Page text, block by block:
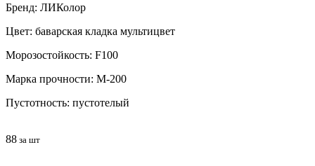
Бренд: ЛИКолор
Цвет: баварская кладка мультицвет
Морозостойкость: F100
Марка прочности: М-200
Пустотность: пустотелый
88 за шт